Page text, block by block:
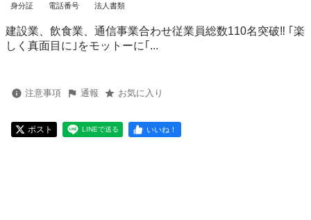
身分証 電話番号 法人書類
建設業、飲食業、通信事業合わせ従業員総数110名突破‼️ ｢楽
しく真面目に｣をモットーに｢...
注意事項 通報 お気に入り
ポスト LINEで送る いいね！